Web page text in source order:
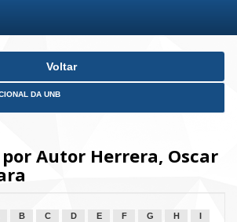
Voltar
DA UNB
Autor Herrera, Oscar
B C D E F G H